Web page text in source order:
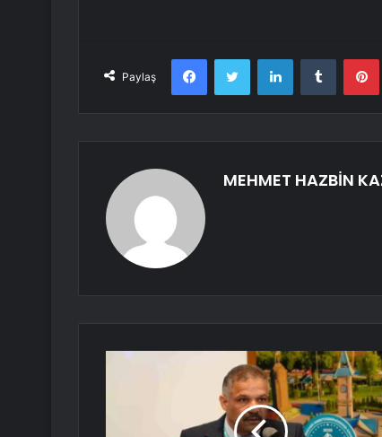
Paylaş
FacebookTwitter LinkedInTumblr
MEHMET HAZBİN